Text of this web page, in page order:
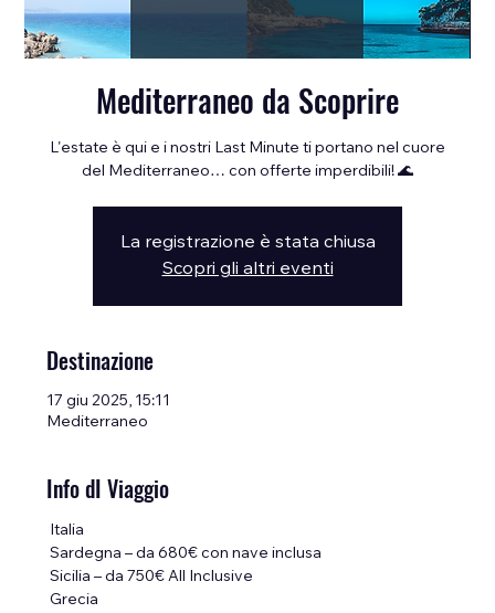
Mediterraneo da Scoprire
L'estate è qui e i nostri Last Minute ti portano nel cuore
del Mediterraneo… con offerte imperdibili! 🌊
La registrazione è stata chiusa
Scopri gli altri eventi
Destinazione
17 giu 2025, 15:11
Mediterraneo
Info dI Viaggio
Italia
Sardegna – da 680€ con nave inclusa
Sicilia – da 750€ All Inclusive
Grecia